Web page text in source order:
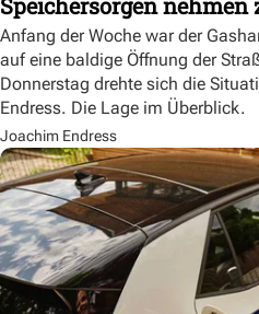
Anfang der Woche war der
auf eine baldige Öffnung der
Donnerstag drehte sich die
Endress. Die Lage im Überblick.
Joachim Endress